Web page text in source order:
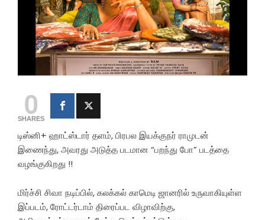
0
SHARES
டிஸ்னி+ ஹாட்ஸ்டார் தளம், பிரபல இயக்குநர் ராமுடன்
இணைந்து, அவரது அடுத்த படமான “பறந்து போ” படத்தை
வழங்குகிறது !!
மிர்ச்சி சிவா நடிப்பில், கலக்கல் காமெடி ஜானரில் உருவாகியுள்ள
இப்படம், ரோட்டர்டாம் திரைப்பட விழாவிற்கு,